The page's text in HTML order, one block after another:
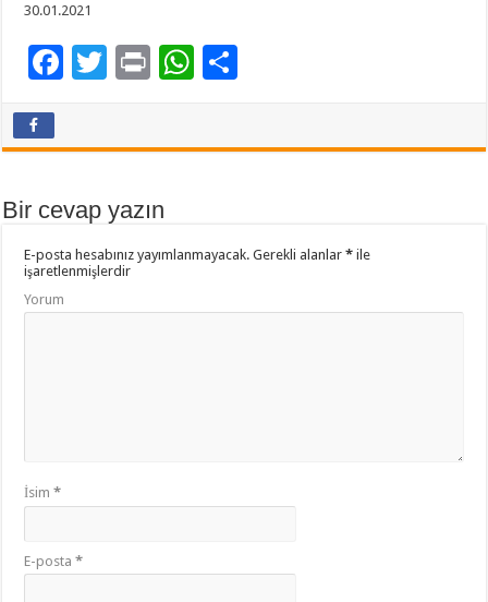
30.01.2021
F
o
k
T
Pr W
Bir cevap yazın
E-posta hesabınız yayımlanmayacak. Gerekli alanlar* ile
işaretlenmişlerdir
Yorum
İsim*
E-posta*